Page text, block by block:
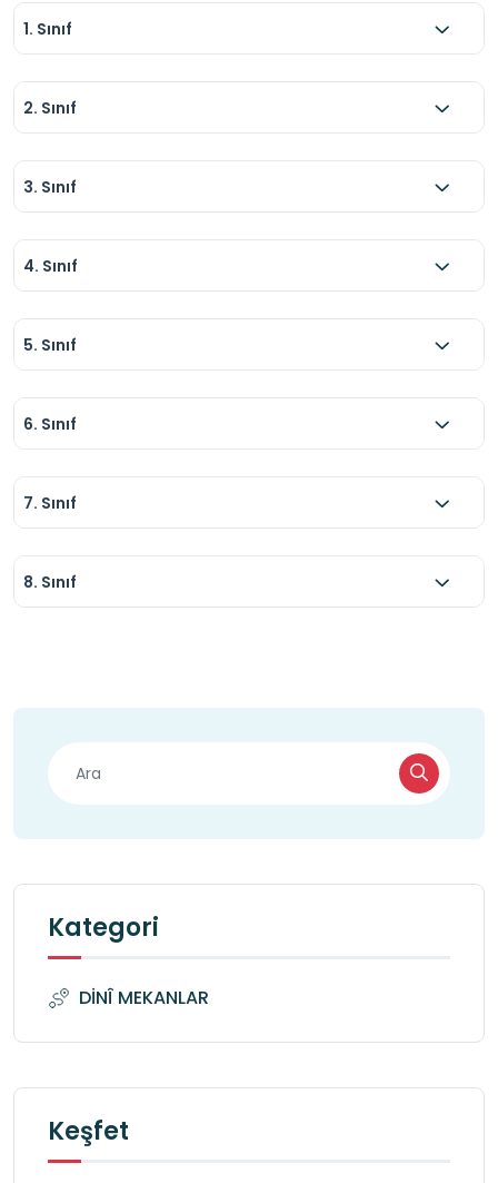
1. Sınıf
2. Sınıf
3. Sınıf
4. Sınıf
5. Sınıf
6. Sınıf
7. Sınıf
8. Sınıf
Kategori
DİNÎ MEKANLAR
Keşfet